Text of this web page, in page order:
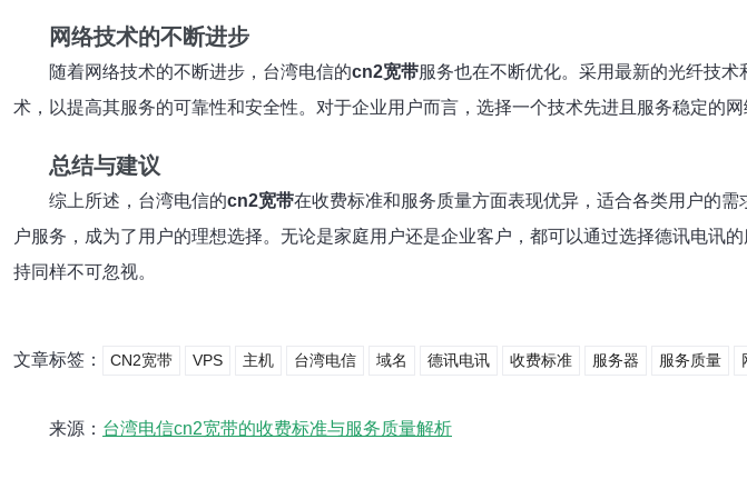
网络技术的不断进步
随着网络技术的不断进步，台湾电信的cn2宽带服务也在不断优化。采用最新的光纤技
术，以提高其服务的可靠性和安全性。对于企业用户而言，选择一个技术先进且服务稳定的
总结与建议
综上所述，台湾电信的cn2宽带在收费标准和服务质量方面表现优异，适合各类用户的
户服务，成为了用户的理想选择。无论是家庭用户还是企业客户，都可以通过选择德讯电
持同样不可忽视。
文章标签： CN2宽带 VPS 主机 台湾电信 域名 德讯电讯 收费标准 服务器 服务质量
来源： 台湾电信cn2宽带的收费标准与服务质量解析